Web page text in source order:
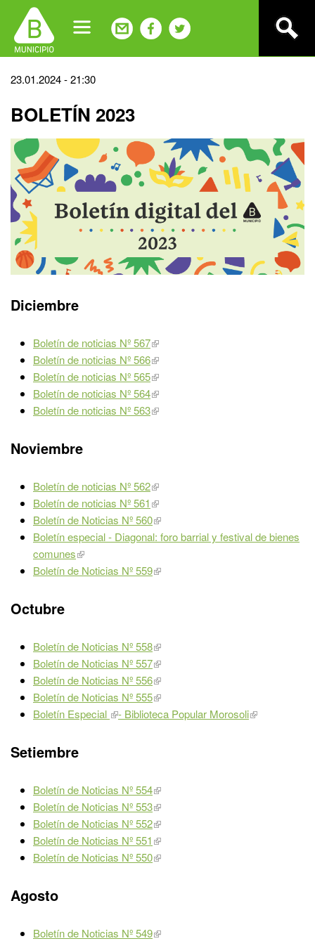
navigation
Back
top
23.01.2024 - 21:30
BOLETÍN 2023
Diciembre
Boletín de noticias Nº 567
Boletín de noticias Nº 566
Boletín de noticias Nº 565
Boletín de noticias Nº 564
Boletín de noticias Nº 563
Noviembre
Boletín de noticias Nº 562
Boletín de noticias Nº 561
Boletín de Noticias Nº 560
Boletín especial - Diagonal: foro barrial y festival de bienes
comunes
Boletín de Noticias Nº 559
Octubre
Boletín de Noticias Nº 558
Boletín de Noticias Nº 557
Boletín de Noticias Nº 556
Boletín de Noticias Nº 555
Boletín Especial
- Biblioteca Popular Morosoli
Setiembre
Boletín de Noticias Nº 554
Boletín de Noticias Nº 553
Boletín de Noticias Nº 552
Boletín de Noticias Nº 551
Boletín de Noticias Nº 550
Agosto
Boletín de Noticias Nº 549